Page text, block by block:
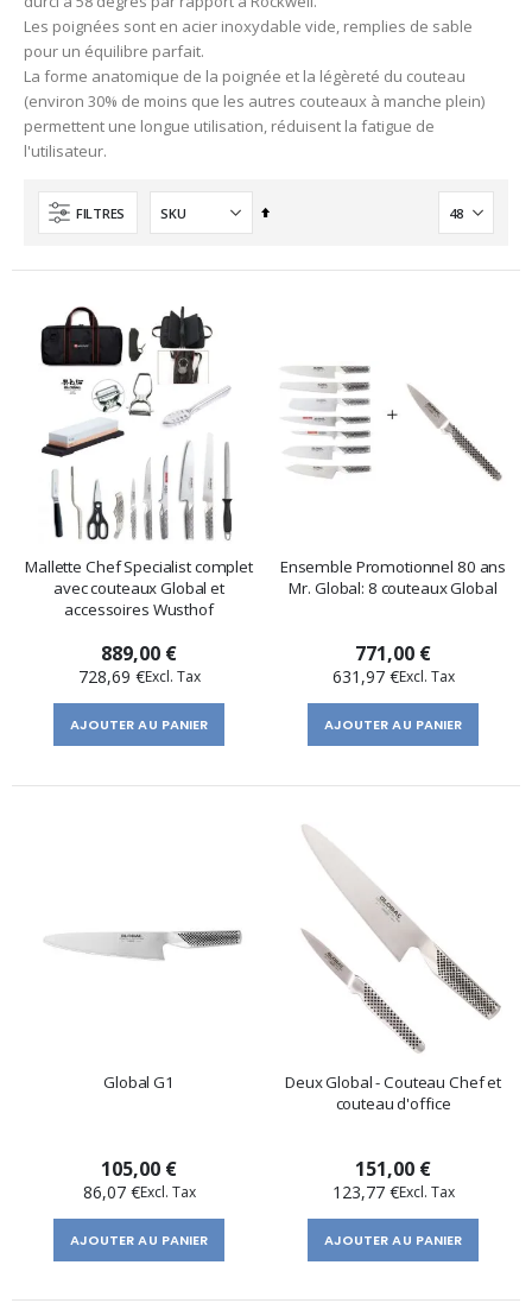
Les poignées sont en acier inoxydable vide, remplies de sable
pour un équilibre parfait.
La forme anatomique de la poignée et la légèreté du couteau
(environ 30% de moins que les autres couteaux à manche plein)
permettent une longue utilisation, réduisent la fatigue de
l'utilisateur.
FILTRES
Ordre
Mallette Chef Specialist complet
avec couteaux Global et
accessoires Wusthof
889,00 €
728,69 €
AJOUTER AU PANIER
Ensemble Promotionnel 80 ans
Mr. Global: 8 couteaux Global
771,00 €
631,97 €
AJOUTER AU PANIER
Global G1
105,00 €
86,07 €
AJOUTER AU PANIER
Deux Global - Couteau Chef et
couteau d'office
151,00 €
123,77 €
AJOUTER AU PANIER